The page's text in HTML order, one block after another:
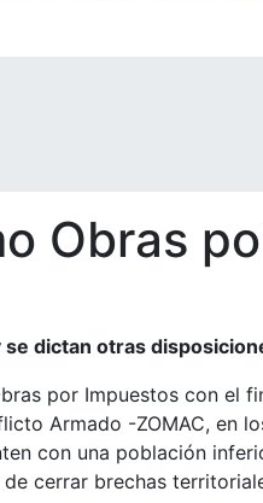
Obras
dictan otras
por Impuestos con el
Armado -ZOMAC, en
con una población
cerrar brechas